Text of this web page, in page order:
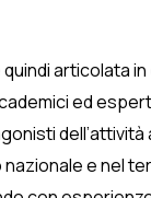
articolata in
ed
dell’attività
nazionale e nel